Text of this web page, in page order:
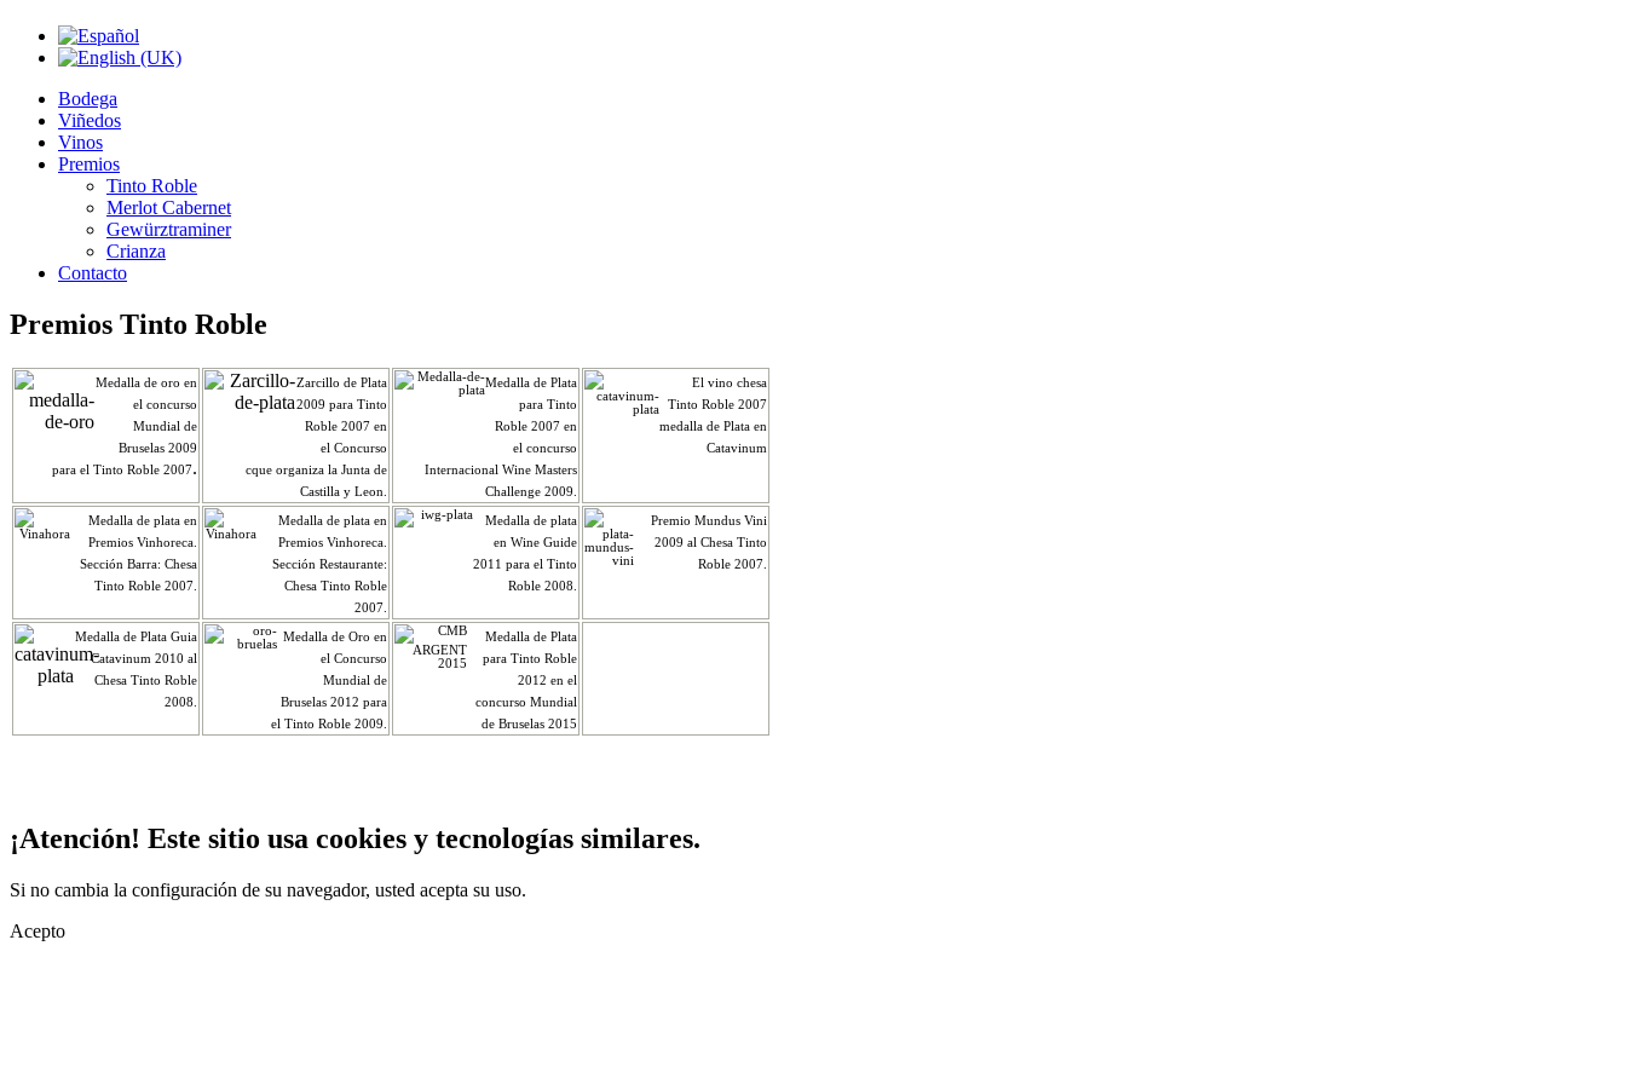
Bodega
Viñedos
Vinos
Premios
Tinto Roble
Merlot Cabernet
Gewürztraminer
Crianza
Contacto
Premios Tinto Roble
Medalla de oro en
el concurso
Mundial de
Bruselas 2009
para el Tinto Roble 2007.
Zarcillo de Plata
2009 para Tinto
Roble 2007 en
el Concurso
cque organiza la Junta de
Castilla y Leon.
Medalla de Plata
para Tinto
Roble 2007 en
el concurso
Internacional Wine Masters
Challenge 2009.
El vino chesa
Tinto Roble 2007
medalla de Plata en
Catavinum
Medalla de plata en
Premios Vinhoreca.
Sección Barra: Chesa
Tinto Roble 2007.
Medalla de plata en
Premios Vinhoreca.
Sección Restaurante:
Chesa Tinto Roble
2007.
Medalla de plata
en Wine Guide
2011 para el Tinto
Roble 2008.
Premio Mundus Vini
2009 al Chesa Tinto
Roble 2007.
Medalla de Plata Guia
Catavinum 2010 al
Chesa Tinto Roble
2008.
Medalla de Oro en
el Concurso
Mundial de
Bruselas 2012 para
el Tinto Roble 2009.
Medalla de Plata
para Tinto Roble
2012 en el
concurso Mundial
de Bruselas 2015
¡Atención! Este sitio usa cookies y tecnologías similares.
Si no cambia la configuración de su navegador, usted acepta su uso.
Acepto